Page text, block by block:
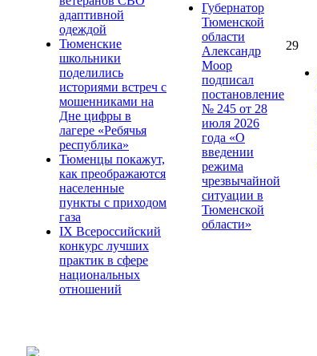
адаптивной
одеждой
Тюменские
школьники
поделились
историями встреч с
мошенниками на
Дне цифры в
лагере «Ребячья
республика»
Тюменцы покажут,
как преображаются
населенные
пункты с приходом
газа
IХ Всероссийский
конкурс лучших
практик в сфере
национальных
отношений
Губернатор
Тюменской
области
Александр
Моор
подписал
постановление
№ 245 от 28
июля 2026
года «О
введении
режима
чрезвычайной
ситуации в
Тюменской
области»
29